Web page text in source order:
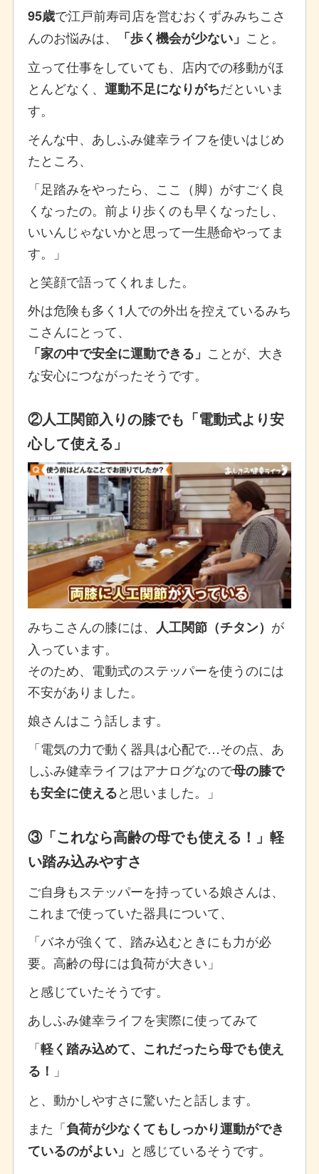
95歳で江戸前寿司店を営むおくずみみちこさ
んのお悩みは、
「歩く機会が少ない」 こと。
立って仕事をしていても、店内での移動がほ
とんどなく、 運動不足になりがちだといいま
す。
そんな中、あしふみ健幸ライフを使いはじめ
たところ、
「足踏みをやったら、ここ（脚）がすごく良
くなったの。前より歩くのも早くなったし、
いいんじゃないかと思って一生懸命やってま
す。」
と笑顔で語ってくれました。
外は危険も多く1人での外出を控えているみち
こさんにとって、
「家の中で安全に運動できる」 ことが、大き
な安心につながったそうです。
②人工関節入りの膝でも「電動式より安
心して使える」
みちこさんの膝には、 人工関節（チタン） が
入っています。
そのため、電動式のステッパーを使うのには
不安がありました。
娘さんはこう話します。
「電気の力で動く器具は心配で…その点、あ
しふみ健幸ライフはアナログなので母の膝で
も安全に使えると思いました。」
③「これなら高齢の母でも使える！」軽
い踏み込みやすさ
ご自身もステッパーを持っている娘さんは、
これまで使っていた器具について、
「バネが強くて、踏み込むときにも力が必
要。高齢の母には負荷が大きい」
と感じていたそうです。
あしふみ健幸ライフを実際に使ってみて
「軽く踏み込めて、これだったら母でも使え
る！ 」
と、動かしやすさに驚いたと話します。
また「負荷が少なくてもしっかり運動ができ
ているのがよい」 と感じているそうです。